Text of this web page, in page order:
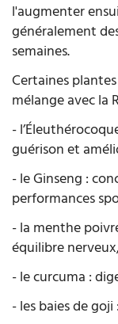
l'augmenter
généralement
semaines.
Certaines
mélange avec la
-
guérison et
- le Ginseng :
performances
- la menthe
équilibre
- le curcuma :
- les baies de